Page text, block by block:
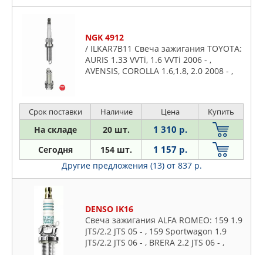
VALEO PHC
VOLVO
ZEKKERT
ZENTPARTS
Лада
NGK 4912
/ ILKAR7B11 Свеча зажигания TOYOTA:
AURIS 1.33 VVTi, 1.6 VVTi 2006 - ,
AVENSIS, COROLLA 1.6,1.8, 2.0 2008 - ,
Срок поставки Наличие Цена Купить
На складе 20 шт. 1 310 р.
Сегодня 154 шт. 1 157 р.
Другие предложения (13) от 837 р.
DENSO IK16
Свеча зажигания ALFA ROMEO: 159 1.9
JTS/2.2 JTS 05 - , 159 Sportwagon 1.9
JTS/2.2 JTS 06 - , BRERA 2.2 JTS 06 - ,